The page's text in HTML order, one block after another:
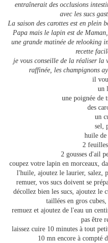
entraînerait des occlusions
avec les sucs
La saison des carottes est en plein
Papa mais le lapin est de
une grande matinée de relooking
recette
je vous conseille de la réaliser la
raffinée, les champignons
il
un
une poignée de
des
un
sel,
huile de
2
2 gousses d'ail
coupez votre lapin en morceaux,
l'huile, ajoutez le laurier, salez,
remuer, vos sucs doivent se
décollez bien les sucs, ajoutez le
taillées en gros
remuez et ajoutez de l'eau un
pas être
laissez cuire 10 minutes à tout
10 mn encore à compté